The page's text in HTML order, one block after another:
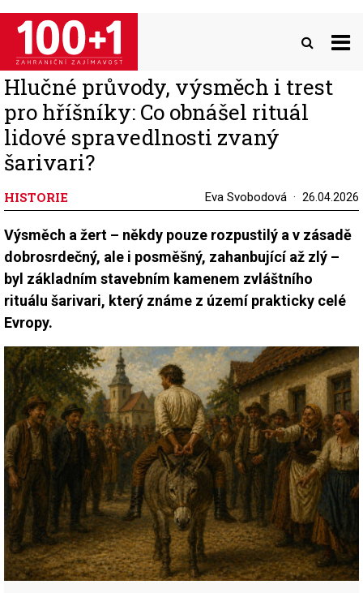
Přejít
hlavnímu
obsahu
Hlučné průvody, výsměch i trest
pro hříšníky: Co obnášel rituál
lidové spravedlnosti zvaný
šarivari?
HISTORIE Eva Svobodová 26.04.2026
Výsměch a žert – někdy pouze rozpustilý a v zásadě
dobrosrdečný, ale i posměšný, zahanbující až zlý –
byl základním stavebním kamenem zvláštního
rituálu šarivari, který známe z území prakticky celé
Evropy.